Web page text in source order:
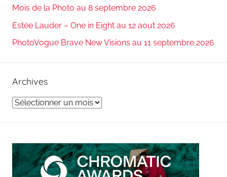
Mois de la Photo au 8 septembre 2026
Estée Lauder – One in Eight au 12 aout 2026
PhotoVogue Brave New Visions au 11 septembre 2026
Archives
Archives